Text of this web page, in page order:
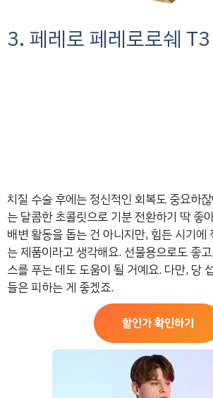
3. 페레로 페레로로쉐
치질 수술 후에는 정신적인 회복도 중요하
는 달콤한 초콜릿으로 기분 전환하기 딱 좋
배변 활동을 돕는 건 아니지만, 힘든 시기에
는 제품이라고 생각해요. 선물용으로도 좋
스를 푸는 데도 도움이 될 거예요. 다만, 당
들은 피하는 게 좋겠죠.
할인가 확인하기